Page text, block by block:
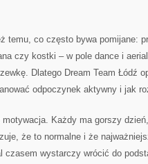
temu, co często bywa pomijane:
czy kostki – w pole dance i
Dlatego Dream Team Łódź
odpoczynek aktywny i jak
motywacja. Każdy ma gorszy
że to normalne i że
czasem wystarczy wrócić do